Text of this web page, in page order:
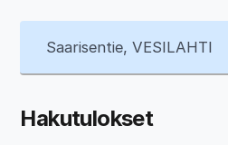
Hakutulokset